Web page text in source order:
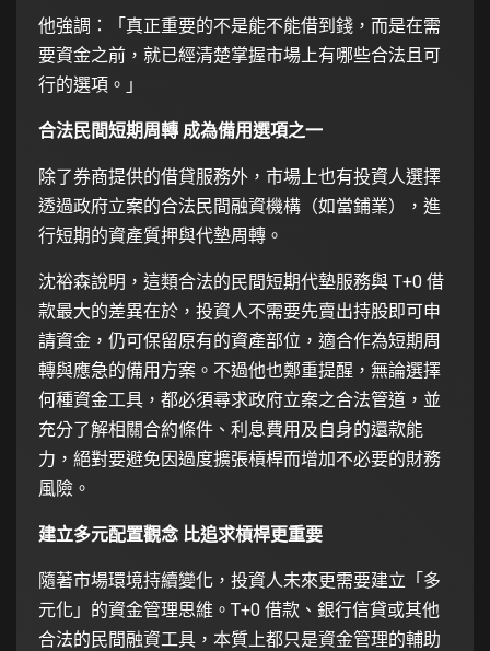
他強調：「真正重要的不是能不能借到錢，而是在需
要資金之前，就已經清楚掌握市場上有哪些合法且可
行的選項。」
合法民間短期周轉 成為備用選項之一
除了券商提供的借貸服務外，市場上也有投資人選擇
透過政府立案的合法民間融資機構（如當鋪業），進
行短期的資產質押與代墊周轉。
沈裕森說明，這類合法的民間短期代墊服務與 T+0 借
款最大的差異在於，投資人不需要先賣出持股即可申
請資金，仍可保留原有的資產部位，適合作為短期周
轉與應急的備用方案。不過他也鄭重提醒，無論選擇
何種資金工具，都必須尋求政府立案之合法管道，並
充分了解相關合約條件、利息費用及自身的還款能
力，絕對要避免因過度擴張槓桿而增加不必要的財務
風險。
建立多元配置觀念 比追求槓桿更重要
隨著市場環境持續變化，投資人未來更需要建立「多
元化」的資金管理思維。T+0 借款、銀行信貸或其他
合法的民間融資工具，本質上都只是資金管理的輔助